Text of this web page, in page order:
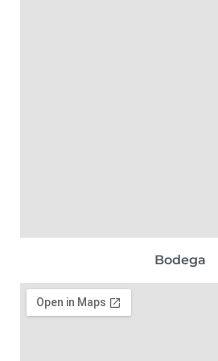
Bodega